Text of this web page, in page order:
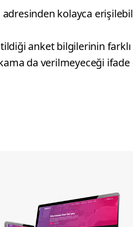
adresinden kolayca
anket bilgilerinin
da verilmeyeceği ifade